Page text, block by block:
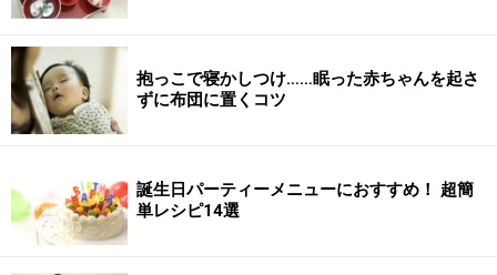
抱っこで寝かしつけ……眠った赤ちゃんを起さ
ずに布団に置くコツ
誕生日パーティーメニューにおすすめ！ 超簡
単レシピ14選